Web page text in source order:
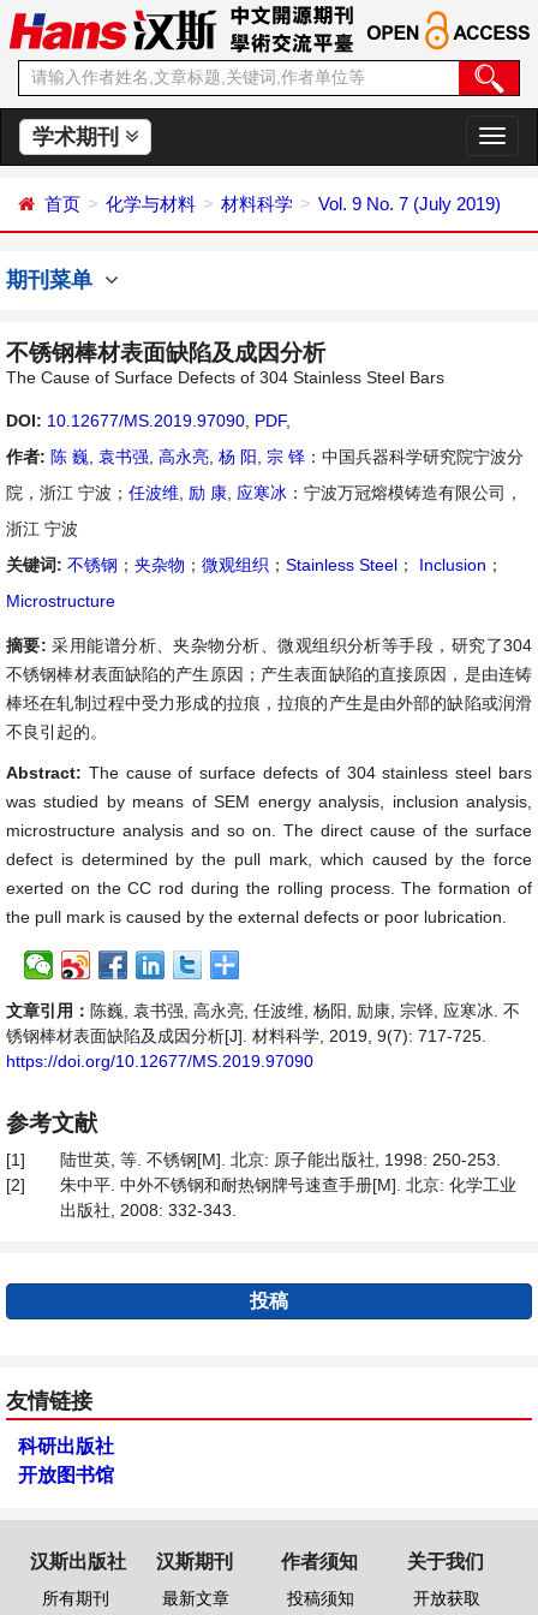
学术期刊
切
换
航
首页 化学与材料 材料科学 Vol. 9 No. 7 (July 2019)
期刊菜单
不锈钢棒材表面缺陷及成因分析
The Cause of Surface Defects of 304 Stainless Steel Bars
DOI: 10.12677/MS.2019.97090 PDF,
作者: 陈 巍 袁书强 高永亮 杨 阳 宗 铎 ：中国兵器科学研究院宁波分
院，浙江 宁波； 任波维 励 康 应寒冰 ：宁波万冠熔模铸造有限公司，
浙江 宁波
关键词: 不锈钢 ； 夹杂物 ； 微观组织 ； Stainless Steel ； Inclusion ；
Microstructure
摘要:采用能谱分析、夹杂物分析、微观组织分析等手段，研究了304
不锈钢棒材表面缺陷的产生原因；产生表面缺陷的直接原因，是由连铸
棒坯在轧制过程中受力形成的拉痕，拉痕的产生是由外部的缺陷或润滑
不良引起的。
Abstract: The cause of surface defects of 304 stainless steel bars
was studied by means of SEM energy analysis, inclusion analysis,
microstructure analysis and so on. The direct cause of the surface
defect is determined by the pull mark, which caused by the force
exerted on the CC rod during the rolling process. The formation of
the pull mark is caused by the external defects or poor lubrication.
文章引用： 陈巍, 袁书强, 高永亮, 任波维, 杨阳, 励康, 宗铎, 应寒冰. 不
锈钢棒材表面缺陷及成因分析[J]. 材料科学, 2019, 9(7): 717-725.
https://doi.org/10.12677/MS.2019.97090
参考文献
[1]
陆世英, 等. 不锈钢[M]. 北京: 原子能出版社, 1998: 250-253.
[2]
朱中平. 中外不锈钢和耐热钢牌号速查手册[M]. 北京: 化学工业
出版社, 2008: 332-343.
投稿
友情链接
科研出版社
开放图书馆
汉斯出版社
所有期刊
汉斯期刊
最新文章
作者须知
投稿须知
关于我们
开放获取